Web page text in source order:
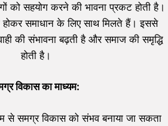
को सहयोग करने की भावना प्रकट होती है।
होकर समाधान के लिए साथ मिलते हैं। इससे
की संभावना बढ़ती है और समाज की समृद्धि
होती है।
विकास का माध्यम:
से समग्र विकास को संभव बनाया जा सकता